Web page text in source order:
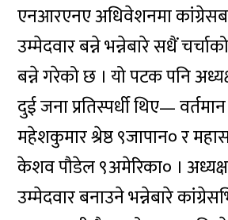
एनआरएनए अधिवेशनमा
उम्मेदवार बन्ने भन्नेबारे सधैं
बन्ने गरेको छ । यो पटक पनि
दुई जना प्रतिस्पर्धी थिए—
महेशकुमार श्रेष्ठ ९जापान० र
केशव पौडेल ९अमेरिका० ।
उम्मेदवार बनाउने भन्नेबारे